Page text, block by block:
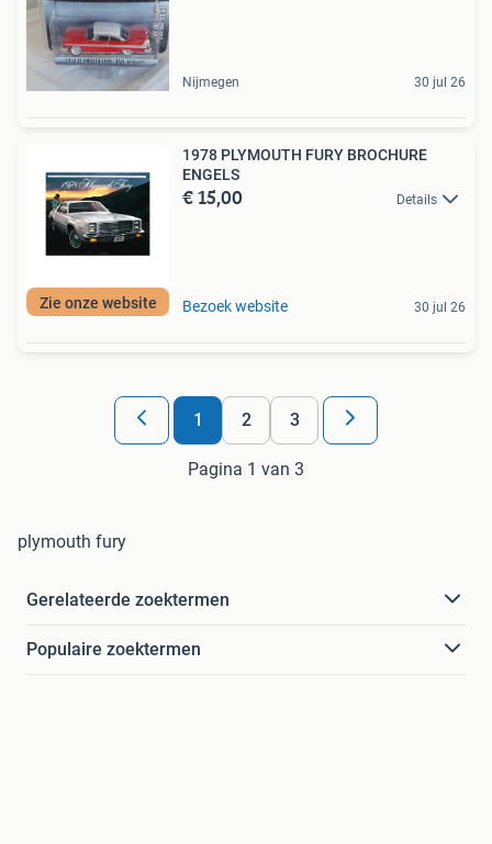
Nijmegen 30 jul 26
Zie onze website
1978 PLYMOUTH FURY BROCHURE
ENGELS
€ 15,00 Details
Bezoek website 30 jul 26
1 2 3
Pagina 1 van 3
plymouth fury
Gerelateerde zoektermen
Populaire zoektermen